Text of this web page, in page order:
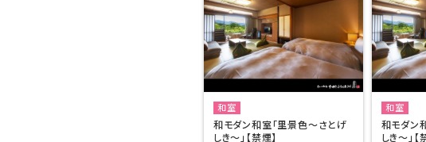
和室
和モダン和室「里景色～さとげ
しき～」【禁煙】
和室
和モダン
しき～」【